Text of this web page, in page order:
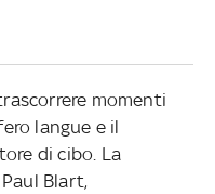
momenti
langue e il
di cibo. La
Blart,